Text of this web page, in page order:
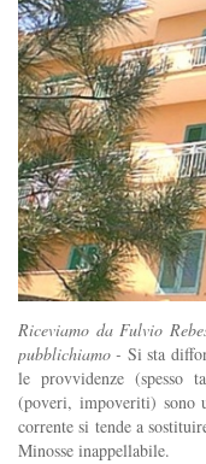
Riceviamo da Fulvio
pubblichiamo - Si sta
le provvidenze (spesso
(poveri, impoveriti) sono
corrente si tende a
Minosse inappellabile.